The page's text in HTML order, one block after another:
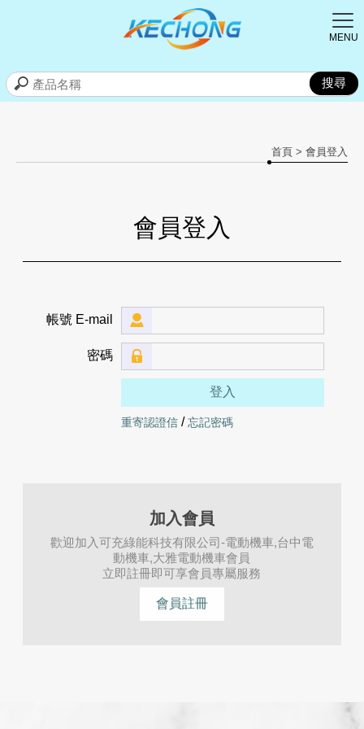
首頁 > 會員登入
會員登入
帳號 E-mail
密碼
重寄認證信/忘記密碼
加入會員
歡迎加入可充綠能科技有限公司-電動機車,台中電
動機車,大雅電動機車會員
立即註冊即可享會員專屬服務
會員註冊